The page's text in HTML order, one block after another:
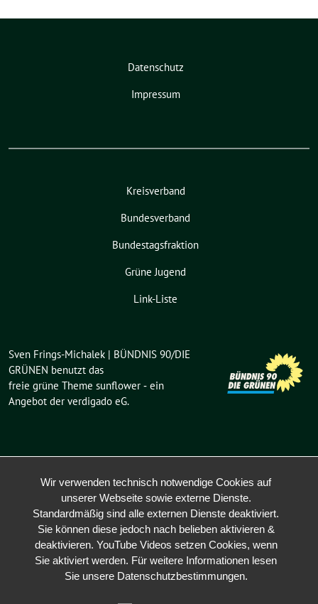
Datenschutz
Impressum
Kreisverband
Bundesverband
Bundestagsfraktion
Grüne Jugend
Link-Liste
Sven Frings-Michalek | BÜNDNIS 90/DIE
GRÜNEN benutzt das
freie grüne Theme sunflower ‐ ein
Angebot der verdigado eG.
Wir verwenden technisch notwendige Cookies auf
unserer Webseite sowie externe Dienste.
Standardmäßig sind alle externen Dienste deaktiviert.
Sie können diese jedoch nach belieben aktivieren &
deaktivieren. YouTube Videos setzen Cookies, wenn
Sie aktiviert werden. Für weitere Informationen lesen
Sie unsere Datenschutzbestimmungen.